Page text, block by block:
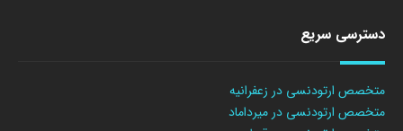
دسترسی سریع
متخصص ارتودنسی در زعفرانیه
متخصص ارتودنسی در میرداماد